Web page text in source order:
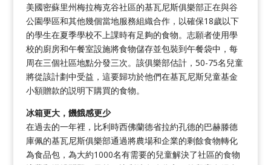
美國密蘇里州梅拉梅克谷社區的基瓦尼斯俱樂部正在與谷
公園學區和其他幾個當地服務組織合作，以確保18歲以下
的學生在夏季學校不上課時有足夠的食物。志願者使用學
校的廚房和午餐室設施將食物儲存並包裝到午餐袋中，每
周在三個社區地點分發三次。該俱樂部估計，50-75名兒童
將從該計劃中受益，這要歸功於他們在基瓦尼斯兒童基金
小額贈款的説明下購買的食物。
冰箱更大，饑餓感更少
在過去的一年裡，比利時西佛蘭德省拉約孔德的巴赫滕德
庫佩的基瓦尼斯俱樂部通過將農場和企業的剩餘食物轉化
為食品包，為大約1000名有需要的兒童解決了社區的食物